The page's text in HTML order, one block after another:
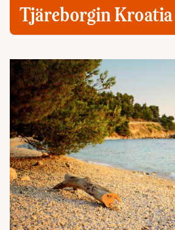
Tjäreborgin Kroatia